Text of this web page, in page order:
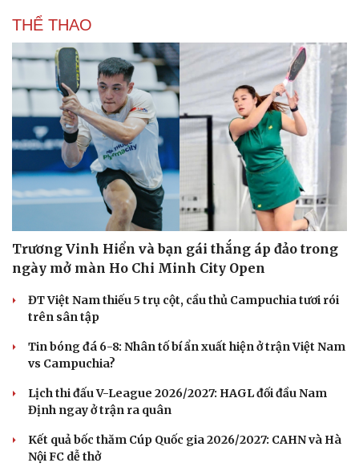
Cải chính
THỂ THAO
Trương Vinh Hiển và bạn gái thắng áp đảo trong
ngày mở màn Ho Chi Minh City Open
ĐT Việt Nam thiếu 5 trụ cột, cầu thủ Campuchia tươi rói
trên sân tập
Tin bóng đá 6-8: Nhân tố bí ẩn xuất hiện ở trận Việt Nam
vs Campuchia?
Lịch thi đấu V-League 2026/2027: HAGL đối đầu Nam
Định ngay ở trận ra quân
Kết quả bốc thăm Cúp Quốc gia 2026/2027: CAHN và Hà
Nội FC dễ thở